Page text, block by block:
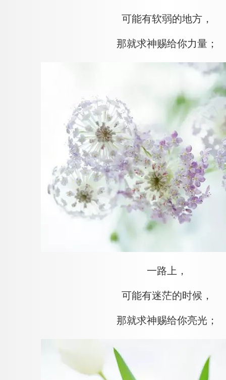
可能有软弱的地方，
那就求神赐给你力量；
一路上，
可能有迷茫的时候，
那就求神赐给你亮光；